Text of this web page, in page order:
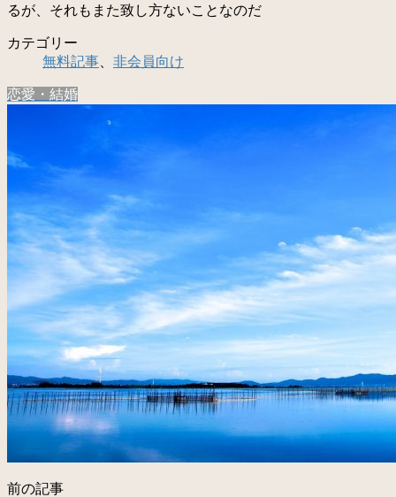
るが、それもまた致し方ないことなのだ
カテゴリー
無料記事
非会員向け
恋愛・結婚
前の記事